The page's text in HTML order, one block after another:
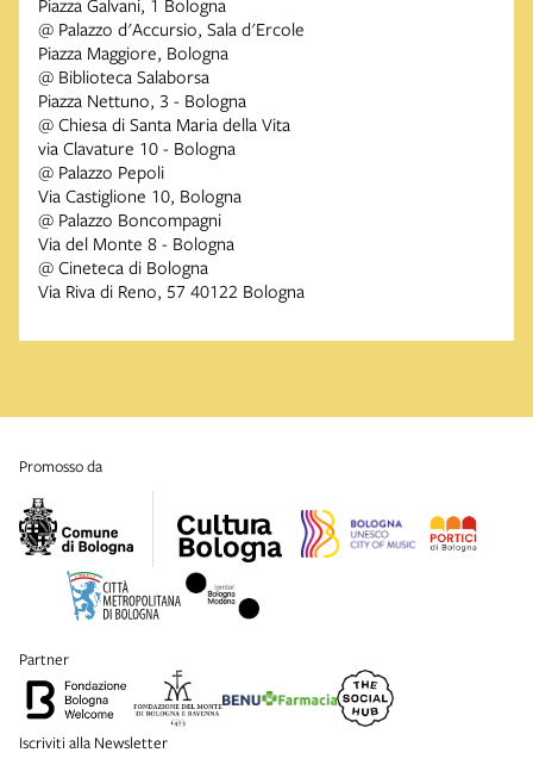
@ Palazzo d'Accursio, Sala d'Ercole
Piazza Maggiore, Bologna
@ Biblioteca Salaborsa
Piazza Nettuno, 3 - Bologna
@ Chiesa di Santa Maria della Vita
via Clavature 10 - Bologna
@ Palazzo Pepoli
Via Castiglione 10, Bologna
@ Palazzo Boncompagni
Via del Monte 8 - Bologna
@ Cineteca di Bologna
Via Riva di Reno, 57 40122 Bologna
promosso da
partner
Iscriviti alla Newsletter